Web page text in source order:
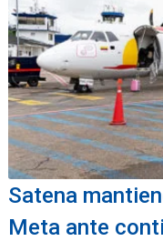
Satena
Meta ante